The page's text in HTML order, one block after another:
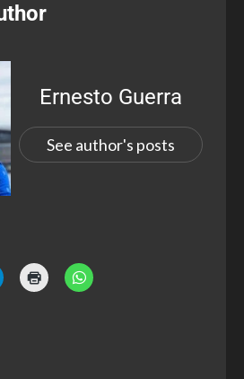
Ernesto Guerra
See author's posts